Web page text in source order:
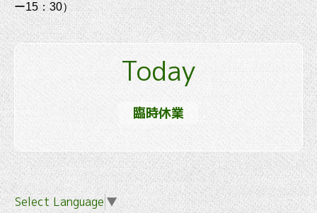
ー15：30）
Today
臨時休業
Select Language ▼